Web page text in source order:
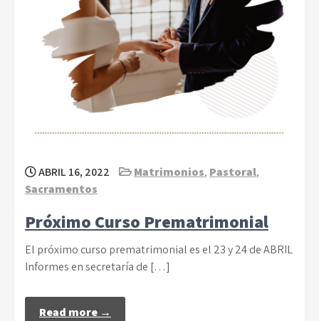
ABRIL 16, 2022 Matrimonios, Pastoral,
Sacramentos
Próximo Curso Prematrimonial
El próximo curso prematrimonial es el 23 y 24 de ABRIL
Informes en secretaría de […]
Read more →